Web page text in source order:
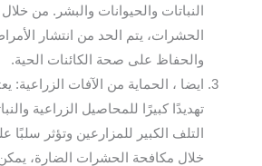
النباتات والحيوانات والبشر. من
الحشرات، يتم الحد من انتشار
والحفاظ على صحة الكائنات الحية.
ايضا ، الحماية من الآفات الزراعية:
تهديدًا كبيرًا للمحاصيل الزراعية
التلف الكبير للمزارعين وتؤثر سلبًا
خلال مكافحة الحشرات الضارة،